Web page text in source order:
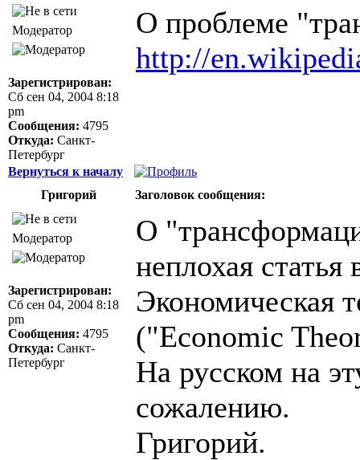
Модератор
Зарегистрирован:
Сб сен 04, 2004 8:18
pm
Сообщения: 4795
Откуда: Санкт-
Петербург
О проблеме
http://
Вернуться к началу
Григорий
Заголовок сообщения:
Модератор
Зарегистрирован:
Сб сен 04, 2004 8:18
pm
Сообщения: 4795
Откуда: Санкт-
Петербург
О
неплохая
Экономическая
("Economic
На русском на
сожалению.
Григорий.